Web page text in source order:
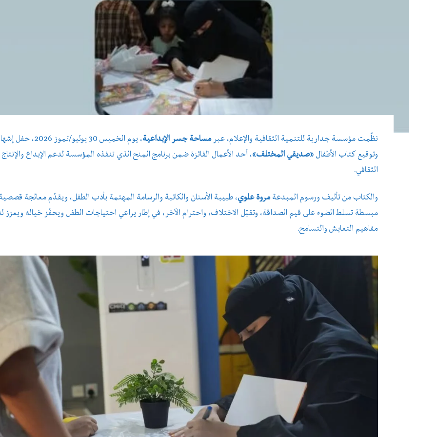
نظّمت مؤسسة جدارية للتنمية الثقافية والإعلام، عبرمساحة جسر الإبداعية
، يوم الخميس 30 يوليو/تموز 2026، حفل
وتوقيع كتاب الأطفال«صديقي المختلف»، أحد الأعمال الفائزة ضمن برنامج المنح الذي تنفذه المؤسسة لدعم الإبداع والإنتاج
الثقافي.
والكتاب من تأليف ورسوم المبدعةمروة علوي، طبيبة الأسنان والكاتبة والرسامة المهتمة بأدب الطفل، ويقدّم معالجة
مبسطة تسلط الضوء على قيم الصداقة، وتقبّل الاختلاف، واحترام الآخر، في إطار يراعي احتياجات الطفل ويحفّز خياله ويعزز
مفاهيم التعايش والتسامح.